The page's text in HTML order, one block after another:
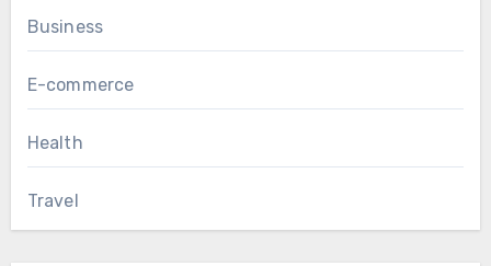
Business
E-commerce
Health
Travel